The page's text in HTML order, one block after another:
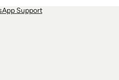
3-8 Tagen bei Dir. Nach
Status Ihrer Bestellung auf dem
Support